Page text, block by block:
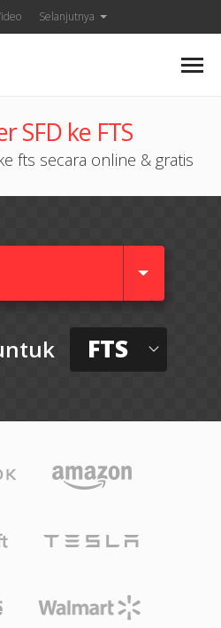
Selanjutnya
SFD ke FTS
fts secara online & gratis
FTS